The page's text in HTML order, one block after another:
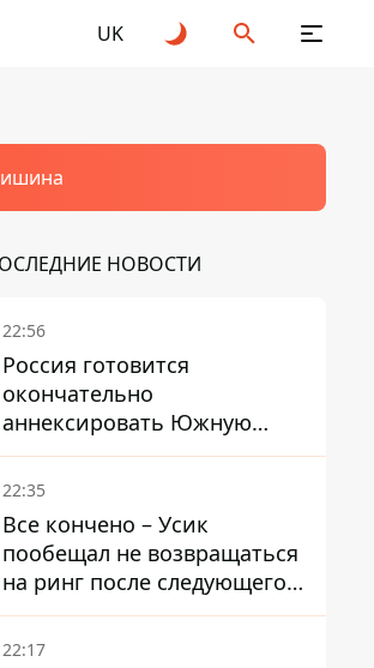
UK
НОВОСТИ
22:56
Россия готовится
окончательно
аннексировать Южную
Осетию – страны НАТО
обеспокоены
22:35
Все кончено – Усик
пообещал не возвращаться
на ринг после следующего
боя
22:17